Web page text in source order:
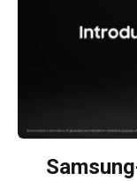
מה תוכלו לעשות עם ה-Samsung